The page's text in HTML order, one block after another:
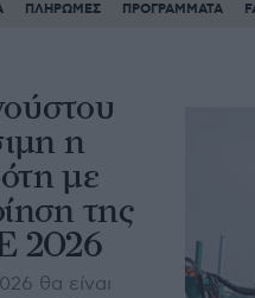
ΠΛΗΡΩΜΕΣ ΠΡΟΓΡΑΜΜΑΤΑ
η
με
της
2026
θα είναι